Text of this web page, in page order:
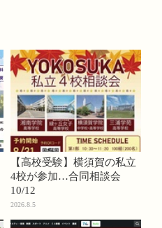
【高校受験】横須賀の私立
4校が参加…合同相談会
10/12
2026.8.5